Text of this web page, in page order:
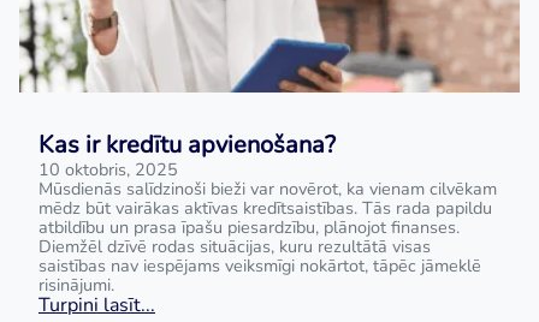
Kas ir kredītu apvienošana?
10 oktobris, 2025
Mūsdienās salīdzinoši bieži var novērot, ka vienam cilvēkam
mēdz būt vairākas aktīvas kredītsaistības. Tās rada papildu
atbildību un prasa īpašu piesardzību, plānojot finanses.
Diemžēl dzīvē rodas situācijas, kuru rezultātā visas
saistības nav iespējams veiksmīgi nokārtot, tāpēc jāmeklē
risinājumi.
Turpini lasīt...